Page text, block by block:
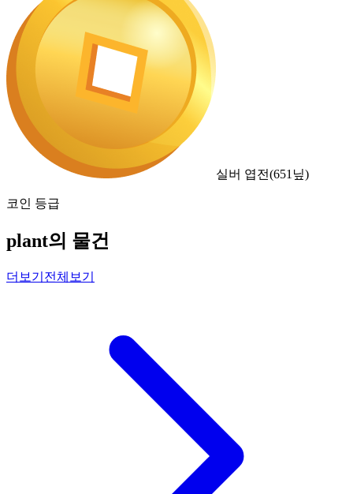
실버 엽전(651 닢)
코인 등급
plant의 물건
더보기 전체보기